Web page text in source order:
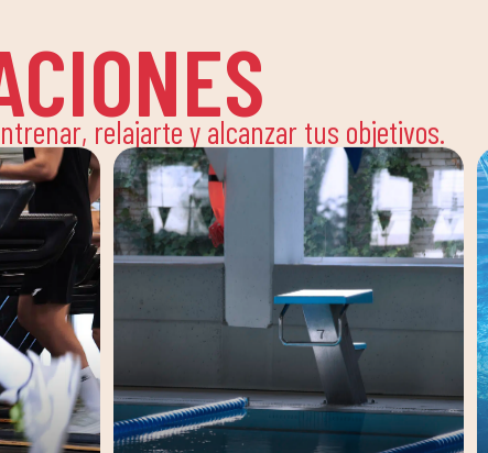
relajarte y alcanzar tus objetivos.